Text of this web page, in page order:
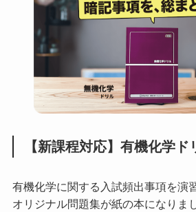
【新課程対応】有機化学ド
有機化学に関する入試頻出事項を演
オリジナル問題集が紙の本になりま